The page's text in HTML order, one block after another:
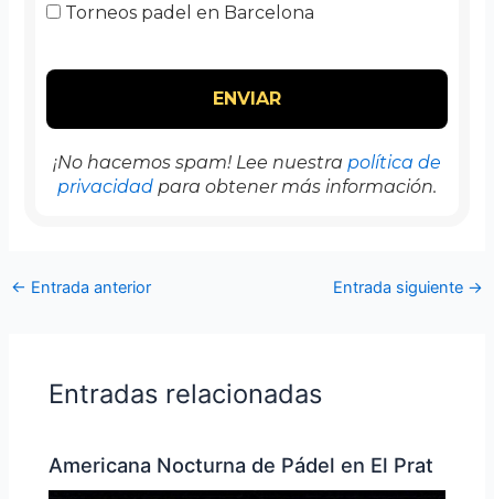
Torneos padel en Barcelona
¡No hacemos spam! Lee nuestra política de
privacidad para obtener más información.
← Entrada anterior Entrada siguiente →
Entradas relacionadas
Americana Nocturna de Pádel en El Prat